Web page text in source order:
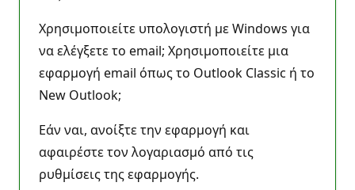
Χρησιμοποιείτε υπολογιστή με Windows για
να ελέγξετε το email; Χρησιμοποιείτε μια
εφαρμογή email όπως το Outlook Classic ή το
New Outlook;
Εάν ναι, ανοίξτε την εφαρμογή και
αφαιρέστε τον λογαριασμό από τις
ρυθμίσεις της εφαρμογής.